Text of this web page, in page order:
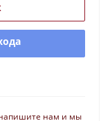
нам и мы